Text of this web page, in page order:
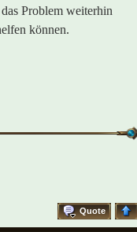
Problem weiterhin
können.
Quote